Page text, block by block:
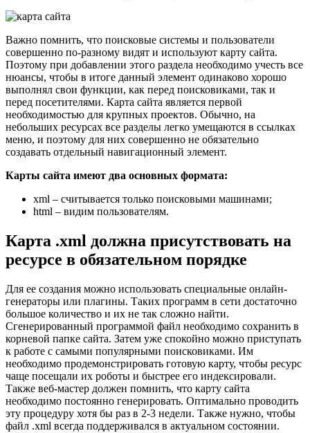
Важно помнить, что поисковые системы и пользователи
совершенно по-разному видят и используют карту сайта.
Поэтому при добавлении этого раздела необходимо учесть все
нюансы, чтобы в итоге данный элемент одинаково хорошо
выполнял свои функции, как перед поисковиками, так и
перед посетителями. Карта сайта является первой
необходимостью для крупных проектов. Обычно, на
небольших ресурсах все разделы легко умещаются в ссылках
меню, и поэтому для них совершенно не обязательно
создавать отдельный навигационный элемент.
Карты сайта имеют два основных формата:
xml – считывается только поисковыми машинами;
html – видим пользователям.
Карта .xml должна присутствовать на
ресурсе в обязательном порядке
Для ее создания можно использовать специальные онлайн-
генераторы или плагины. Таких программ в сети достаточно
большое количество и их не так сложно найти.
Сгенерированный программой файл необходимо сохранить в
корневой папке сайта. Затем уже спокойно можно приступать
к работе с самыми популярными поисковиками. Им
необходимо продемонстрировать готовую карту, чтобы ресурс
чаще посещали их роботы и быстрее его индексировали.
Также веб-мастер должен помнить, что карту сайта
необходимо постоянно генерировать. Оптимально проводить
эту процедуру хотя бы раз в 2-3 недели. Также нужно, чтобы
файл .xml всегда поддерживался в актуальном состоянии.